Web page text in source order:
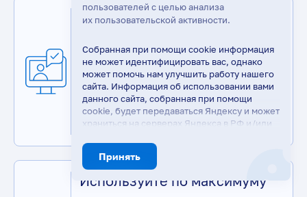
Прямая линия связи
помощи пишите нам в
специализированный чат «Тех.
поддержка ЛОГАСОФТ ПЛЮС» на
клиентском портале Битрикс24. Это
самый оперативный способ решить
ваш вопрос!
Используйте по максимуму
пользователей с целью анализа
их пользовательской активности.
Собранная при помощи cookie информация
не может идентифицировать вас, однако
может помочь нам улучшить работу нашего
сайта. Информация об использовании вами
данного сайта, собранная при помощи
cookie, будет передаваться Яндексу и может
храниться на серверах Яндекса в РФ и/или
эту информацию в интересах владельца
сайта, в частности, для оценки
использования вами сайта, составления
отчётов об активности на сайте. Яндекс
Принять